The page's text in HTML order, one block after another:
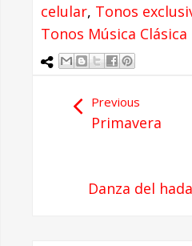
celular, Tonos
Tonos Música Clásica
Previous
Primavera
Danza del